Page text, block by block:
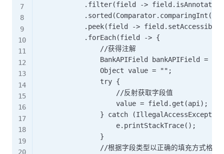
.filter(field ->
.sorted(Comparator.comparingInt(a
.peek(field ->
            .forEach(field -> {
                //获得注解
BankAPIField bankAPIField =
                Object value = "";
                try {
                    //反射获取字段值
                    value = field.get(api);
} catch
                    e.printStackTrace();
                }
//根据字段类型以正确的填充方式格式